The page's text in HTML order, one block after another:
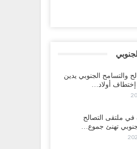
والتسامح الجنوبي يدين
أولاد…
في ملتقى التصالح
تهنئ جموع…